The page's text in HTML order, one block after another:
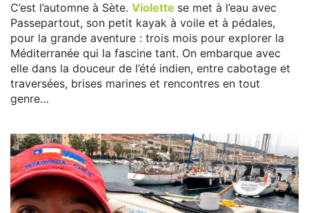
C’est l’automne à Sète. Violette se met à l’eau avec
Passepartout, son petit kayak à voile et à pédales,
pour la grande aventure : trois mois pour explorer la
Méditerranée qui la fascine tant. On embarque avec
elle dans la douceur de l’été indien, entre cabotage et
traversées, brises marines et rencontres en tout
genre…